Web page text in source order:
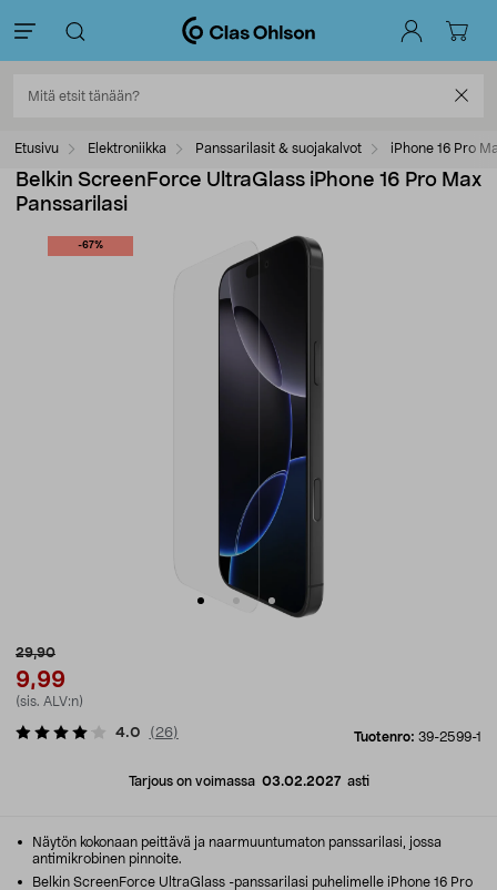
Etusivu Elektroniikka Panssarilasit & suojakalvot iPhone 16 Pro
Belkin ScreenForce UltraGlass iPhone 16 Pro Max
Panssarilasi
-67%
29,90
9,99
(sis. ALV:n)
Tuotenro: 39-2599-1
4.0 ( 26)
Tarjous on voimassa 03.02.2027asti
Näytön kokonaan peittävä ja naarmuuntumaton panssarilasi, jossa
antimikrobinen pinnoite.
Belkin ScreenForce UltraGlass -panssarilasi puhelimelle iPhone 16 Pro